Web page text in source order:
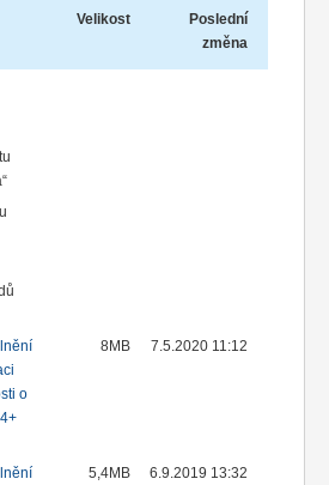
Velikost
Poslední
změna
o
8MB 7.5.2020 11:12
5,4MB 6.9.2019 13:32